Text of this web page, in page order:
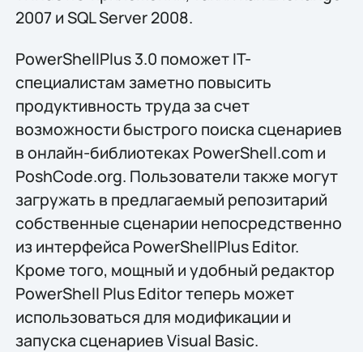
2007 и SQL Server 2008.
PowerShellPlus 3.0 поможет IT-
специалистам заметно повысить
продуктивность труда за счет
возможности быстрого поиска сценариев
в онлайн-библиотеках PowerShell.com и
PoshCode.org. Пользователи также могут
загружать в предлагаемый репозитарий
собственные сценарии непосредственно
из интерфейса PowerShellPlus Editor.
Кроме того, мощный и удобный редактор
PowerShell Plus Editor теперь может
использоваться для модификации и
запуска сценариев Visual Basic.